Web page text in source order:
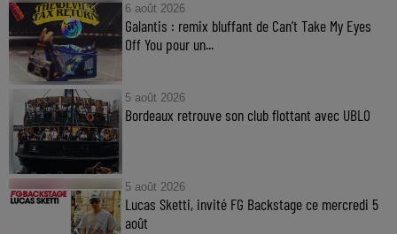
6 août 2026
Galantis : remix bluffant de Can’t Take My Eyes
Off You pour un...
5 août 2026
Bordeaux retrouve son club flottant avec UBLO
5 août 2026
Lucas Sketti, invité FG Backstage ce mercredi 5
août